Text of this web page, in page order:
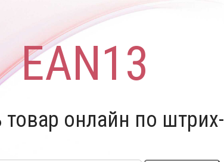
EAN13
товар онлайн по